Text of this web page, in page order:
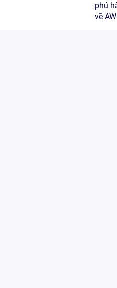
phủ
về